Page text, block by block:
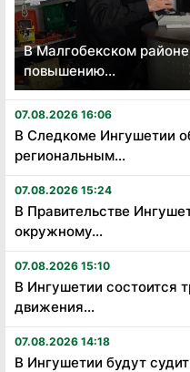
В Малгобекском
повышению...
07.08.2026 16:06
В Следкоме Ингушетии
региональным...
07.08.2026 15:24
В Правительстве
окружному...
07.08.2026 15:10
В Ингушетии состоится
движения...
07.08.2026 14:18
В Ингушетии будут